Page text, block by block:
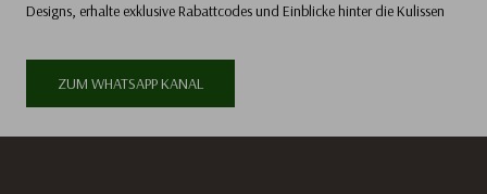
Designs, erhalte exklusive Rabattcodes und Einblicke hinter die Kulissen
ZUM WHATSAPP KANAL